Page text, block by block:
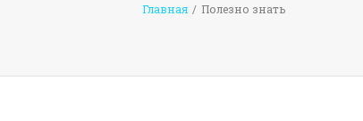
Главная / Полезно знать